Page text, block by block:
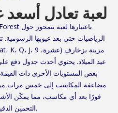
لعبة تعادل أسعد
الرياضيات حتى بعد عيوبها الرسومية.
عيد الميلاد. يحتوي أحدث جدول دفع
بعض المستويات الأخرى ذات
مضاعفة المكاسب إلى خمس مرات
فورًا بعد أي مكاسب، مما يمكّن
التخمين الدقيق للون الائتمان المحمر أو الأسود.